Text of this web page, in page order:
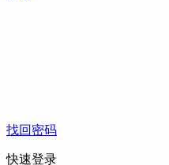
找回密码
快速登录